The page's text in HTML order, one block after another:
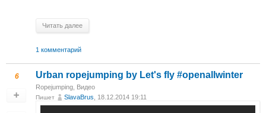
Читать далее
1 комментарий
6 Urban ropejumping by Let's fly #openallwinter
Ropejumping, Видео
Пишет SlavaBrus, 18.12.2014 19:11